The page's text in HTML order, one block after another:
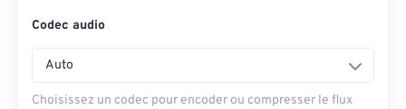
Codec audio
Auto
Choisissez un codec pour encoder ou compresser le flux